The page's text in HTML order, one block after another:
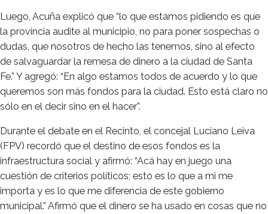
Luego, Acuña explicó que “lo que estamos pidiendo es que
la provincia audite al municipio, no para poner sospechas o
dudas, que nosotros de hecho las tenemos, sino al efecto
de salvaguardar la remesa de dinero a la ciudad de Santa
Fe.” Y agregó: “En algo estamos todos de acuerdo y lo que
queremos son más fondos para la ciudad. Esto está claro no
sólo en el decir sino en el hacer”.
Durante el debate en el Recinto, el concejal Luciano Leiva
(FPV) recordó que el destino de esos fondos es la
infraestructura social y afirmó: “Acá hay en juego una
cuestión de criterios políticos; esto es lo que a mi me
importa y es lo que me diferencia de este gobierno
municipal.” Afirmó que el dinero se ha usado en cosas que no